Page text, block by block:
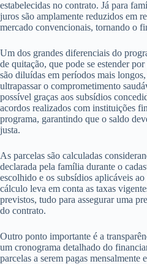
estabelecidas no contrato. Já para
juros são amplamente reduzidos em
mercado convencionais, tornando o
Um dos grandes diferenciais do
de quitação, que pode se estender
são diluídas em períodos mais
ultrapassar o comprometimento
possível graças aos subsídios
acordos realizados com instituições
programa, garantindo que o saldo
justa.
As parcelas são calculadas
declarada pela família durante o
escolhido e os subsídios aplicáveis
cálculo leva em conta as taxas
previstos, tudo para assegurar uma
do contrato.
Outro ponto importante é a
um cronograma detalhado do
parcelas a serem pagas mensalmente